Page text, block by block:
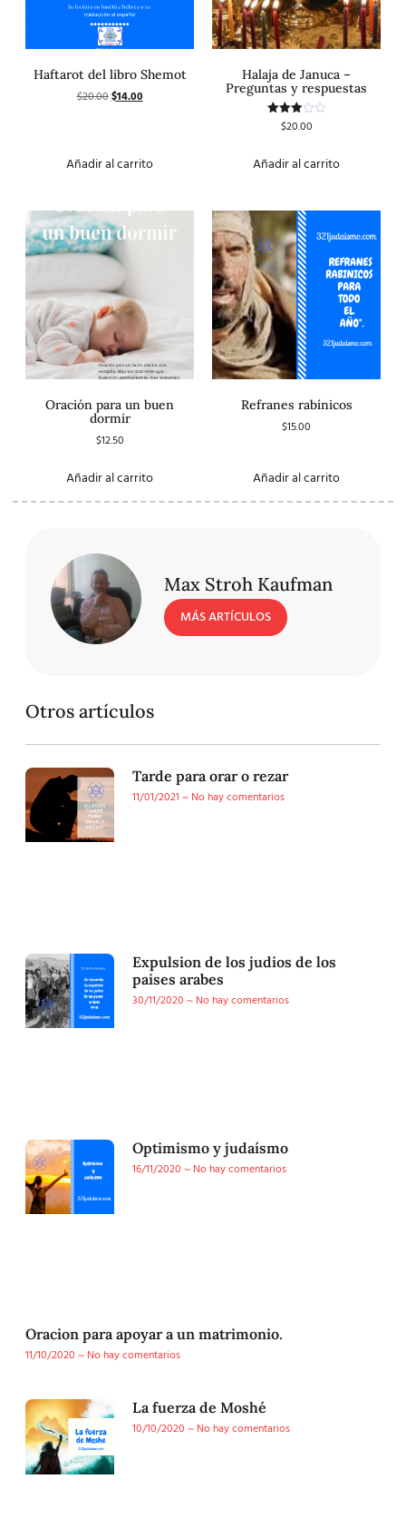
Haftarot del libro Shemot
$20.00$14.00
Añadir al carrito
Halaja de Januca –
Preguntas y respuestas
Valorado
con
$20.00
Añadir al carrito
Oración para un buen
dormir
$12.50
Añadir al carrito
Refranes rabínicos
$15.00
Añadir al carrito
Max Stroh Kaufman
MÁS ARTÍCULOS
Otros artículos
Tarde para orar o rezar
11/01/2021
No hay comentarios
Expulsion de los judios de los
paises arabes
30/11/2020
No hay comentarios
Optimismo y judaísmo
16/11/2020
No hay comentarios
Oracion para apoyar a un matrimonio.
11/10/2020
No hay comentarios
La fuerza de Moshé
10/10/2020
No hay comentarios